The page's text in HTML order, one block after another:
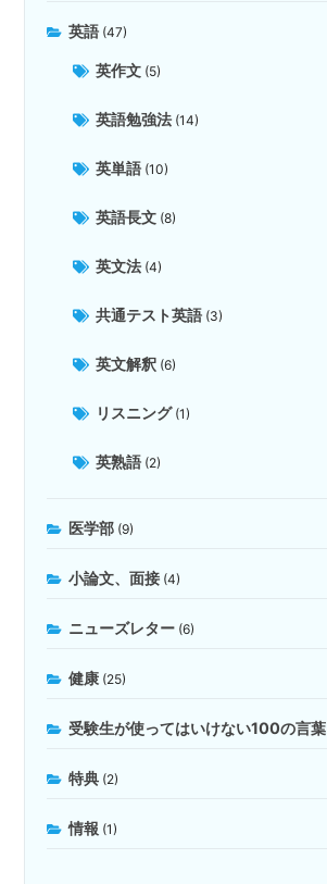
英語 (47)
英作文 (5)
英語勉強法 (14)
英単語 (10)
英語長文 (8)
英文法 (4)
共通テスト英語 (3)
英文解釈 (6)
リスニング(1)
英熟語 (2)
医学部 (9)
小論文、面接 (4)
ニューズレター (6)
健康 (25)
受験生が使ってはいけない100の言葉
特典 (2)
情報 (1)